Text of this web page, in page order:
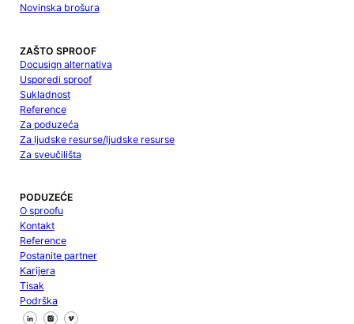
Novinska brošura
ZAŠTO SPROOF
Docusign alternativa
Usporedi sproof
Sukladnost
Reference
Za poduzeća
Za ljudske resurse/ljudske resurse
Za sveučilišta
PODUZEĆE
O sproofu
Kontakt
Reference
Postanite partner
Karijera
Tisak
Podrška
Pratite nas na Facebooku
Pratite nas na X
Pratite nas na LinkedInu